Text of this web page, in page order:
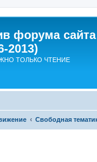
форума
2013)
ТОЛЬКО ЧТЕНИЕ
Свободная